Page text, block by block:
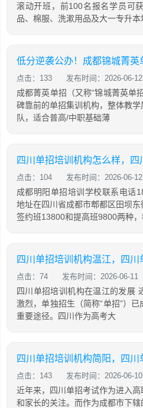
滚动开班，前100名报名学员可
品、棉服、洗漱用品及大一专升本
点击：133 发布时间：2026-06-12
成都菁英单招（又称“锦城菁英单
碑靠前的单招集训机构，整体教
队，适合普高/中职基础薄
点击：104 发布时间：2026-06-12
成都明阳单招培训学校联系电话
地址在四川省成都市郫都区田坝
签约班13800和提高班9800两种
点击：74 发布时间：2026-06-11
四川单招培训机构在温江的发展
激烈，单独招生（简称“单招”）
重要途径。四川作为高考大
点击：143 发布时间：2026-06-10
近年来，四川单招考试作为进入
和家长的关注。而作为成都市下